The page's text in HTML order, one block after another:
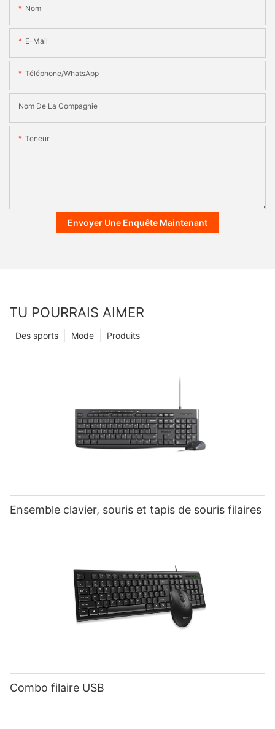
Nom
E-Mail
Téléphone/WhatsApp
Nom De La Compagnie
Teneur
Envoyer Une Enquête Maintenant
TU POURRAIS AIMER
Produits
Mode
Des sports
Ensemble clavier, souris et tapis de souris filaires
Combo filaire USB